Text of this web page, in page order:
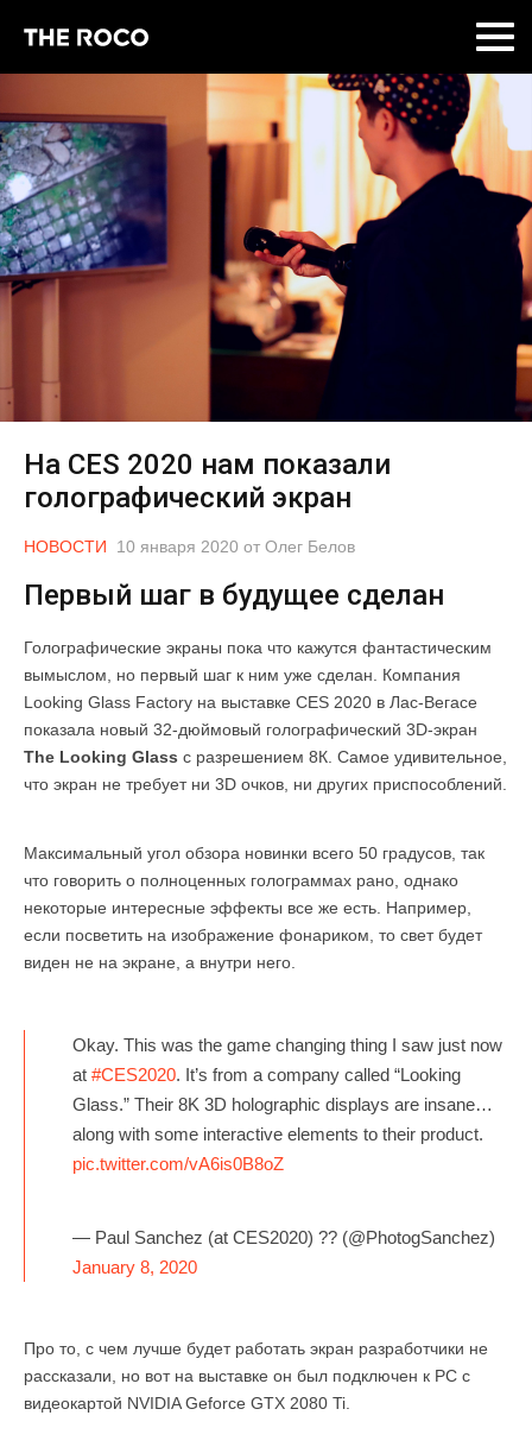
На CES 2020 нам показали
голографический экран
НОВОСТИ 10 января 2020 от Олег Белов
Первый шаг в будущее сделан
Голографические экраны пока что кажутся фантастическим
вымыслом, но первый шаг к ним уже сделан. Компания
Looking Glass Factory на выставке CES 2020 в Лас-Вегасе
показала новый 32-дюймовый голографический 3D-экран
The Looking Glass с разрешением 8К. Самое удивительное,
что экран не требует ни 3D очков, ни других приспособлений.
Максимальный угол обзора новинки всего 50 градусов, так
что говорить о полноценных голограммах рано, однако
некоторые интересные эффекты все же есть. Например,
если посветить на изображение фонариком, то свет будет
виден не на экране, а внутри него.
Okay. This was the game changing thing I saw just now
at #CES2020. It’s from a company called “Looking
Glass.” Their 8K 3D holographic displays are insane…
along with some interactive elements to their product.
pic.twitter.com/vA6is0B8oZ
— Paul Sanchez (at CES2020) ?? (@PhotogSanchez)
January 8, 2020
Про то, с чем лучше будет работать экран разработчики не
рассказали, но вот на выставке он был подключен к PC с
видеокартой NVIDIA Geforce GTX 2080 Ti.